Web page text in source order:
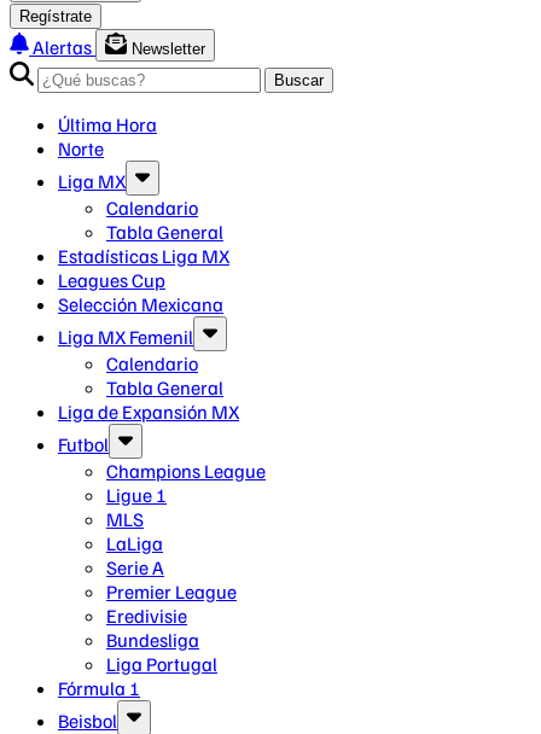
Regístrate
Alertas
Newsletter
Buscar
Última Hora
Norte
Liga MX
Calendario
Tabla General
Estadísticas Liga MX
Leagues Cup
Selección Mexicana
Liga MX Femenil
Calendario
Tabla General
Liga de Expansión MX
Futbol
Champions League
Ligue 1
MLS
LaLiga
Serie A
Premier League
Eredivisie
Bundesliga
Liga Portugal
Fórmula 1
Beisbol